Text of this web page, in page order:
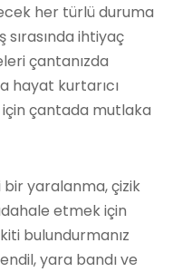
her türlü duruma
sırasında ihtiyaç
çantanızda
hayat kurtarıcı
çantada mutlaka
bir yaralanma, çizik
etmek için
bulundurmanız
yara bandı ve